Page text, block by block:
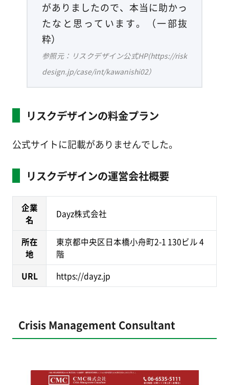
がありましたので、本当に助かっ
たなと思っています。（一部抜
粋）
参照元：リスクデザイン公式HP(https://risk
design.jp/case/int/kawanishi02）
リスクデザインの料金プラン
公式サイトに記載がありませんでした。
リスクデザインの運営会社概要
企業
名
Dayz株式会社
所在
地
東京都中央区日本橋小舟町2-1 130ビル 4
階
URL
https://dayz.jp
Crisis Management Consultant